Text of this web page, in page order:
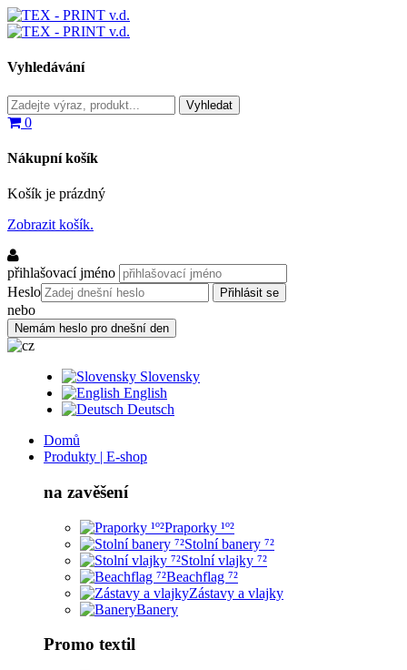
Vyhledávání
0
Nákupní košík
Košík je prázdný
Zobrazit košík.
přihlašovací jméno
Heslo
nebo
Slovensky
English
Deutsch
Domů
Produkty | E-shop
na zavěšení
Praporky ¹º²
Stolní banery ⁷²
Stolní vlajky ⁷²
Beachflag ⁷²
Zástavy a vlajky
Banery
Promo textil